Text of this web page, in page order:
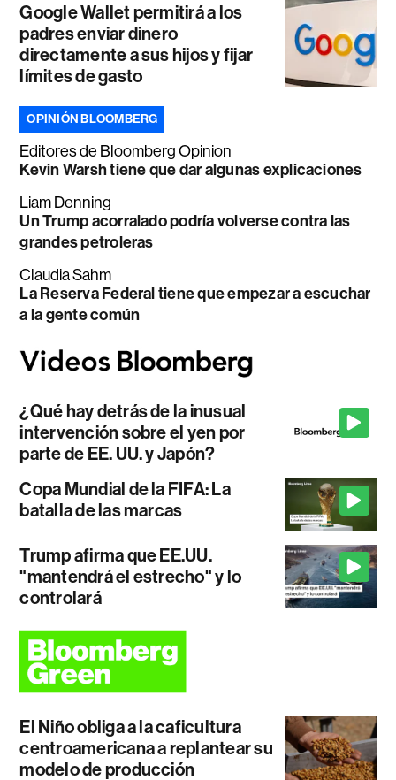
Google Wallet permitirá a los
padres enviar dinero
directamente a sus hijos y fijar
límites de gasto
OPINIÓN BLOOMBERG
Editores de Bloomberg Opinion
Kevin Warsh tiene que dar algunas explicaciones
Liam Denning
Un Trump acorralado podría volverse contra las
grandes petroleras
Claudia Sahm
La Reserva Federal tiene que empezar a escuchar
a la gente común
¿Qué hay detrás de la inusual
intervención sobre el yen por
parte de EE. UU. y Japón?
Copa Mundial de la FIFA: La
batalla de las marcas
Trump afirma que EE.UU.
"mantendrá el estrecho" y lo
controlará
El Niño obliga a la caficultura
centroamericana a replantear su
modelo de producción